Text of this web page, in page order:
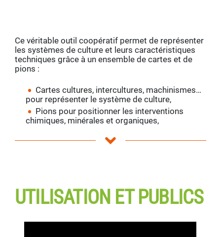
Ce véritable outil coopératif permet de représenter
les systèmes de culture et leurs caractéristiques
techniques grâce à un ensemble de cartes et de
pions :
Cartes cultures, intercultures, machinismes…
pour représenter le système de culture,
Pions pour positionner les interventions
chimiques, minérales et organiques,
les bioagresseurs et mobiliser des leviers
UTILISATION ET PUBLICS